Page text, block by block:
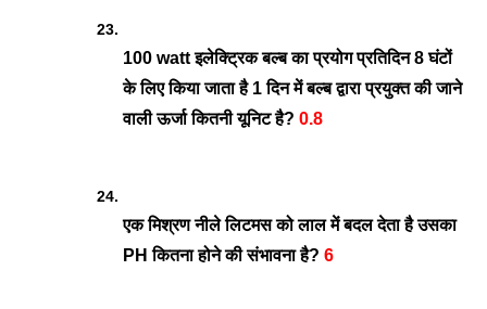
100 watt इलेक्ट्रिक बल्ब का प्रयोग प्रतिदिन 8 घंटों
के लिए किया जाता है 1 दिन में बल्ब द्वारा प्रयुक्त की जाने
वाली ऊर्जा कितनी यूनिट है? 0.8
एक मिश्रण नीले लिटमस को लाल में बदल देता है उसका
PH कितना होने की संभावना है? 6